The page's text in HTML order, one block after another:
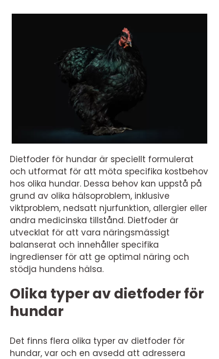
Dietfoder för hundar är speciellt formulerat
och utformat för att möta specifika kostbehov
hos olika hundar. Dessa behov kan uppstå på
grund av olika hälsoproblem, inklusive
viktproblem, nedsatt njurfunktion, allergier eller
andra medicinska tillstånd. Dietfoder är
utvecklat för att vara näringsmässigt
balanserat och innehåller specifika
ingredienser för att ge optimal näring och
stödja hundens hälsa.
Olika typer av dietfoder för
hundar
Det finns flera olika typer av dietfoder för
hundar, var och en avsedd att adressera